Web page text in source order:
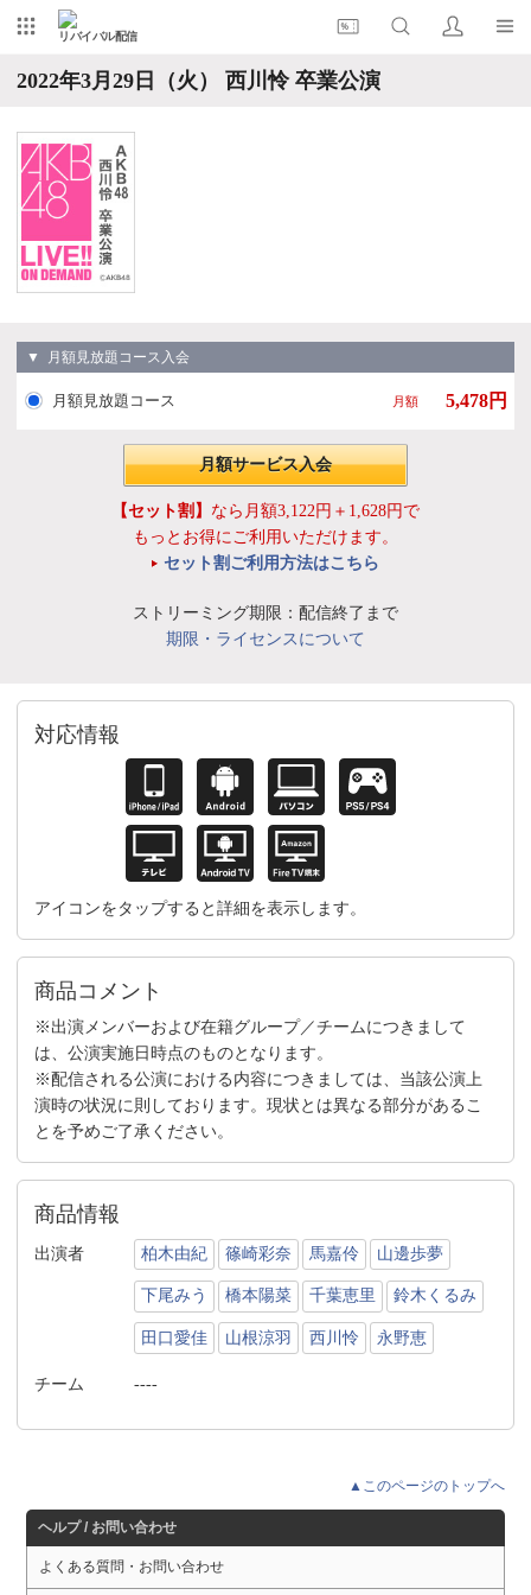
リバイバル配信
2022年3月29日（火） 西川怜 卒業公演
▼ 月額見放題コース入会
月額見放題コース 月額 5,478円
月額サービス入会
【セット割】 なら月額3,122円＋1,628円で
もっとお得にご利用いただけます。
セット割ご利用方法はこちら
ストリーミング期限：配信終了まで
期限・ライセンスについて
対応情報
アイコンをタップすると詳細を表示します。
商品コメント
※出演メンバーおよび在籍グループ／チームにつきまして
は、公演実施日時点のものとなります。
※配信される公演における内容につきましては、当該公演上
演時の状況に則しております。現状とは異なる部分があるこ
とを予めご了承ください。
商品情報
出演者 柏木由紀 篠崎彩奈 馬嘉伶 山邊歩夢
下尾みう 橋本陽菜 千葉恵里 鈴木くるみ
田口愛佳 山根涼羽 西川怜 永野恵
チーム ----
▲このページのトップへ
ヘルプ / お問い合わせ
よくある質問・お問い合わせ